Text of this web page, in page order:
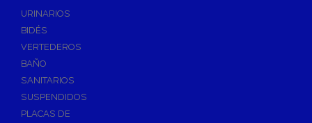
Válvulas de Esfera
Válvulas de Escuadra y Lavadora
Válvulas Reductoras de Presión
Válvulas de Retención
Electroválvulas
Válvulas de Compuerta
URINARIOS
BIDÉS
VERTEDEROS
BAÑO
SANITARIOS
SUSPENDIDOS
PLACAS DE